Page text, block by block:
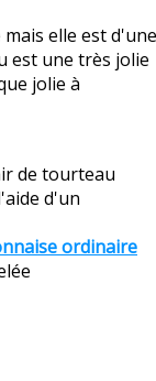
elle est d'une
est une très jolie
jolie à
de tourteau
d'un
ordinaire